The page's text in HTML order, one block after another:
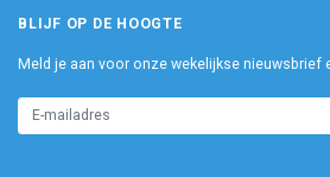
BLIJF OP DE HOOGTE
Meld je aan voor onze wekelijkse nieuwsbrief